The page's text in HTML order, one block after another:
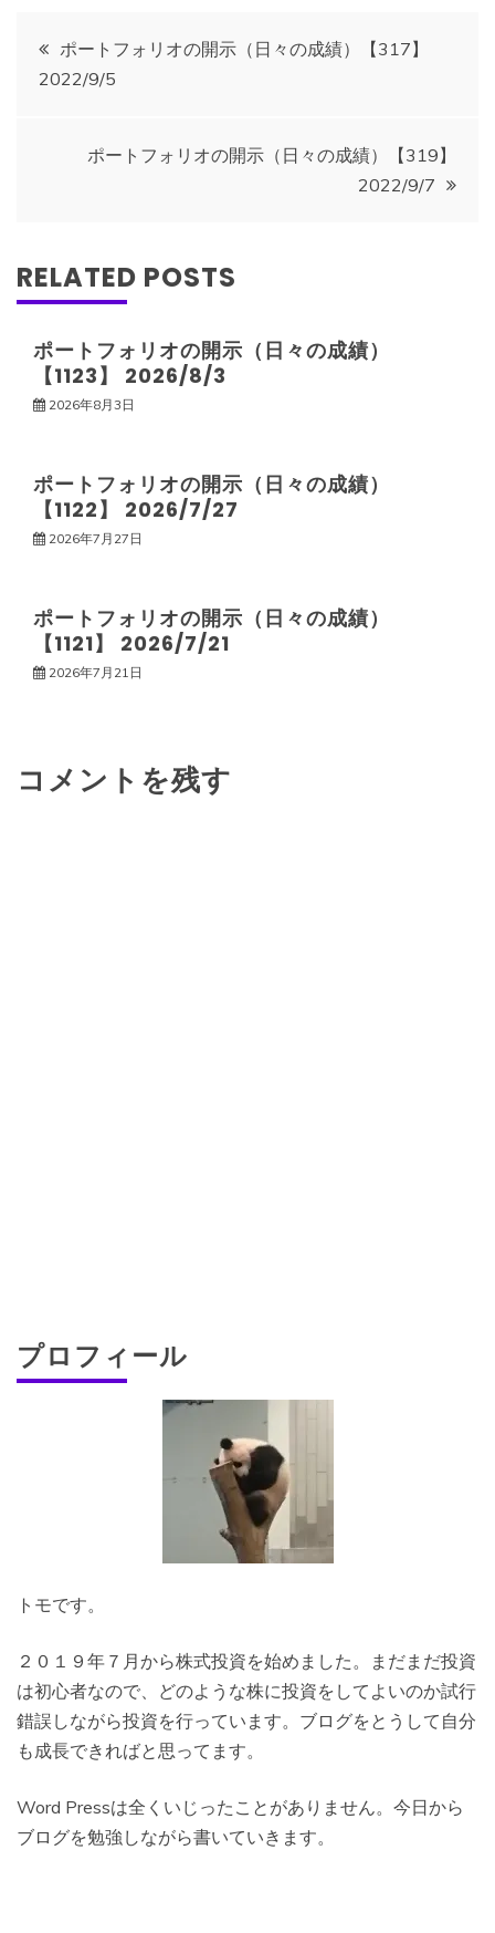
投
稿
ゲ
ー
シ
ン
ポートフォリオの開示（日々の成績）【317】
2022/9/5
ポートフォリオの開示（日々の成績）【319】
2022/9/7
RELATED POSTS
ポートフォリオの開示（日々の成績）
【1123】 2026/8/3
2026年8月3日
ポートフォリオの開示（日々の成績）
【1122】 2026/7/27
2026年7月27日
ポートフォリオの開示（日々の成績）
【1121】 2026/7/21
2026年7月21日
コメントを残す
プロフィール
トモです。
２０１９年７月から株式投資を始めました。まだまだ投資
は初心者なので、どのような株に投資をしてよいのか試行
錯誤しながら投資を行っています。ブログをとうして自分
も成長できればと思ってます。
Word Pressは全くいじったことがありません。今日から
ブログを勉強しながら書いていきます。